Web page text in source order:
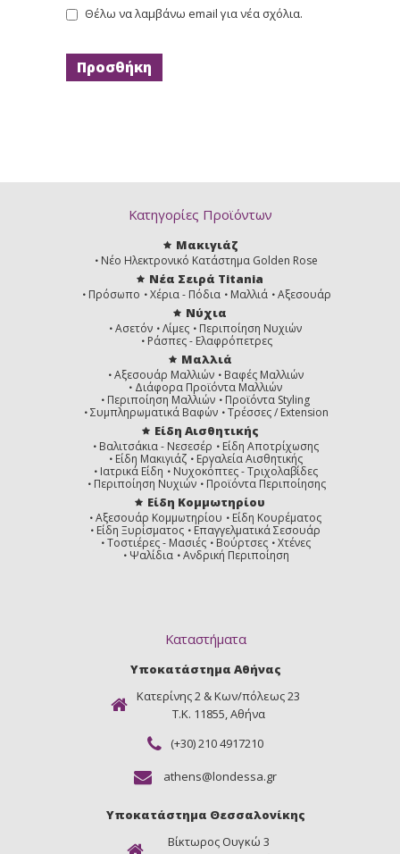
7.1
Ξανθό
Σαντρέ
Ντορε
Ντορε
Ακαζού
7,4
Ξανθό
Χάλκινο Χάλκινο
Βαθύ
Ξανθό
Μόκα
8 Ξανθό
Ανοιχτό Ξανθό
Ανοικτό
Βασικό
8.1 8.3 8.03
8.13
Ξανθό
Ντορε
8,31
Ξανθό
Ανοιχτό
8,8
Ξανθό
Ανοιχτό
Πολύ Ξανθό
9.13
Ξανθό
Θέλω να λαμβάνω email για νέα σχόλια.
Κατηγορίες Προϊόντων
Μακιγιάζ
Νέο Ηλεκτρονικό Κατάστημα Golden Rose
Νέα Σειρά Titania
Πρόσωπο Χέρια - Πόδια Μαλλιά Αξεσουάρ
Νύχια
Ασετόν Λίμες
Περιποίηση Νυχιών
Ράσπες - Ελαφρόπετρες
Μαλλιά
Αξεσουάρ Μαλλιών
Βαφές Μαλλιών
Διάφορα Προϊόντα Μαλλιών
Περιποίηση Μαλλιών
Προϊόντα Styling
Συμπληρωματικά Βαφών
Τρέσσες / Extension
Είδη Αισθητικής
Βαλιτσάκια - Νεσεσέρ
Είδη Αποτρίχωσης
Είδη Μακιγιάζ
Εργαλεία Αισθητικής
Ιατρικά Είδη
Νυχοκόπτες - Τριχολαβίδες
Περιποίηση Νυχιών
Προϊόντα Περιποίησης
Είδη Κομμωτηρίου
Αξεσουάρ Κομμωτηρίου
Είδη Κουρέματος
Είδη Ξυρίσματος
Επαγγελματικά Σεσουάρ
Τοστιέρες - Μασιές
Βούρτσες
Χτένες
Ψαλίδια
Ανδρική Περιποίηση
Καταστήματα
Υποκατάστημα Αθήνας
Κατερίνης 2 & Κων/πόλεως 23
Τ.Κ. 11855, Αθήνα
(+30) 210 4917210
athens@londessa.gr
Υποκατάστημα Θεσσαλονίκης
Βίκτωρος Ουγκώ 3